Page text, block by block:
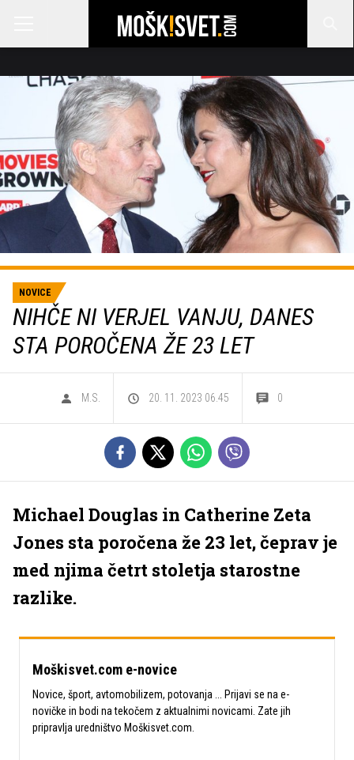
NOVICE
NIHČE NI VERJEL VANJU, DANES
STA POROČENA ŽE 23 LET
M.S. 20. 11. 2023 06.45 0
Michael Douglas in Catherine Zeta
Jones sta poročena že 23 let, čeprav je
med njima četrt stoletja starostne
razlike.
Moškisvet.com e-novice
Novice, šport, avtomobilizem, potovanja ... Prijavi se na e-
novičke in bodi na tekočem z aktualnimi novicami. Zate jih
pripravlja uredništvo Moškisvet.com.